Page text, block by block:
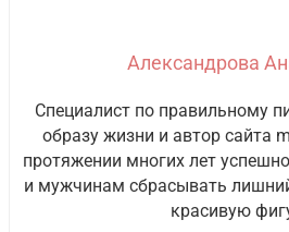
Александрова
Специалист по правильному
образу жизни и автор сайта
протяжении многих лет
и мужчинам сбрасывать
красивую